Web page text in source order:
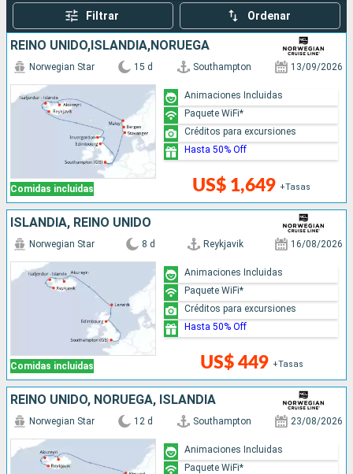
Filtrar Ordenar
REINO UNIDO,ISLANDIA,NORUEGA
Comidas incluidas
Norwegian Star 15 d Southampton 13/09/2026
US$ 1,649 +Tasas
Animaciones Incluidas
Paquete WiFi*
Créditos para excursiones
Hasta 50% Off
ISLANDIA, REINO UNIDO
Comidas incluidas
Norwegian Star 8 d Reykjavik 16/08/2026
US$ 449 +Tasas
Animaciones Incluidas
Paquete WiFi*
Créditos para excursiones
Hasta 50% Off
REINO UNIDO, NORUEGA, ISLANDIA
Norwegian Star 12 d Southampton 23/08/2026
Animaciones Incluidas
Paquete WiFi*